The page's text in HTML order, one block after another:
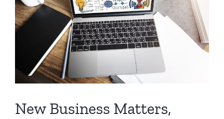
New Business Matters,
Trainingen
Contact